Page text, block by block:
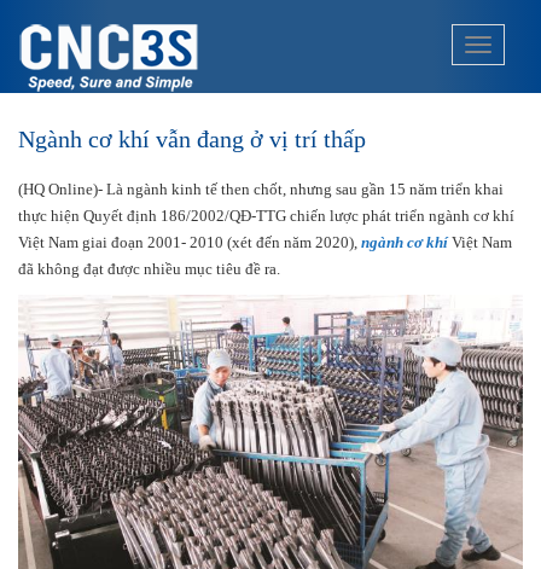
p
Ngành cơ khí vẫn đang ở vị trí thấp
(HQ Online)- Là ngành kinh tế then chốt, nhưng sau gần 15 năm triển khai
thực hiện Quyết định 186/2002/QĐ-TTG chiến lược phát triển ngành cơ khí
Việt Nam giai đoạn 2001- 2010 (xét đến năm 2020), ngành cơ khíViệt Nam
đã không đạt được nhiều mục tiêu đề ra.